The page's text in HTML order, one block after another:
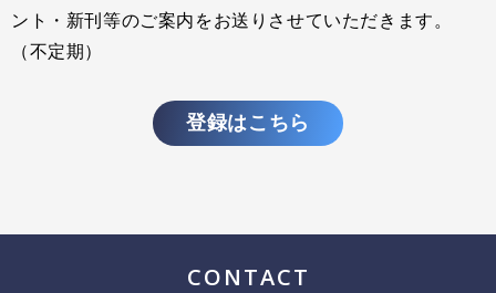
ント・新刊等のご案内をお送りさせていただきます。
（不定期）
登録はこちら
CONTACT